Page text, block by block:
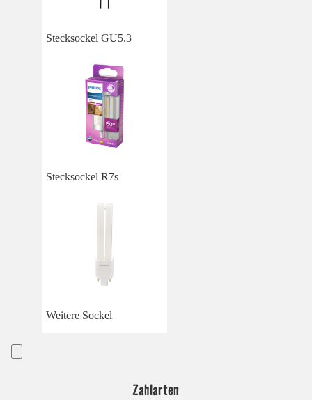
Stecksockel GU5.3
Stecksockel R7s
Weitere Sockel
Zahlarten